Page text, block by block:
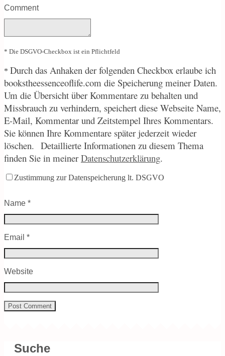
Comment
* Die DSGVO-Checkbox ist ein Pflichtfeld
* Durch das Anhaken der folgenden Checkbox erlaube ich
bookstheessenceoflife.com die Speicherung meiner Daten.
Um die Übersicht über Kommentare zu behalten und
Missbrauch zu verhindern, speichert diese Webseite Name,
E-Mail, Kommentar und Zeitstempel Ihres Kommentars.
Sie können Ihre Kommentare später jederzeit wieder
löschen. Detaillierte Informationen zu diesem Thema
finden Sie in meiner Datenschutzerklärung.
Zustimmung zur Datenspeicherung lt. DSGVO
Name *
Email *
Website
Suche